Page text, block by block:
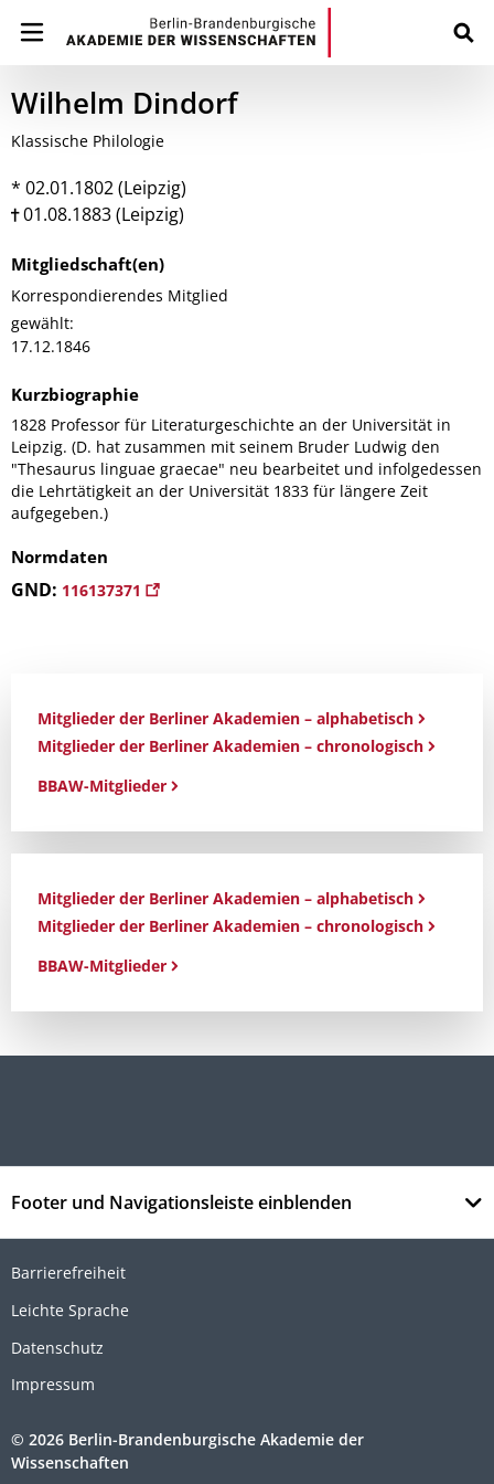
Wilhelm Dindorf
Klassische Philologie
* 02.01.1802 (Leipzig)
01.08.1883 (Leipzig)
Mitgliedschaft(en)
Korrespondierendes Mitglied
gewählt:
17.12.1846
Kurzbiographie
1828 Professor für Literaturgeschichte an der Universität in
Leipzig. (D. hat zusammen mit seinem Bruder Ludwig den
"Thesaurus linguae graecae" neu bearbeitet und infolgedessen
die Lehrtätigkeit an der Universität 1833 für längere Zeit
aufgegeben.)
Normdaten
GND: 116137371
Mitglieder der Berliner Akademien – alphabetisch
Mitglieder der Berliner Akademien – chronologisch
BBAW-Mitglieder
Mitglieder der Berliner Akademien – alphabetisch
Mitglieder der Berliner Akademien – chronologisch
BBAW-Mitglieder
Footer und Navigationsleiste einblenden
Barrierefreiheit
Leichte Sprache
Datenschutz
Impressum
© 2026 Berlin-Brandenburgische Akademie der
Wissenschaften